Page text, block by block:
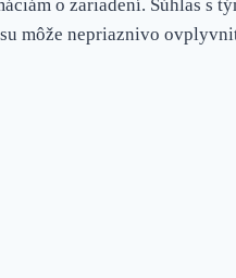
o zariadení. Súhlas s
môže nepriaznivo